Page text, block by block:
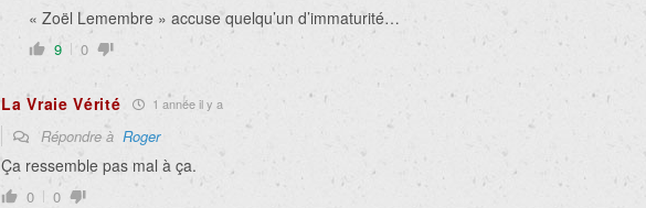
« Zoël Lemembre » accuse quelqu’un d’immaturité…
9 0
La Vraie Vérité 1 année il y a
Répondre à Roger
Ça ressemble pas mal à ça.
0 0